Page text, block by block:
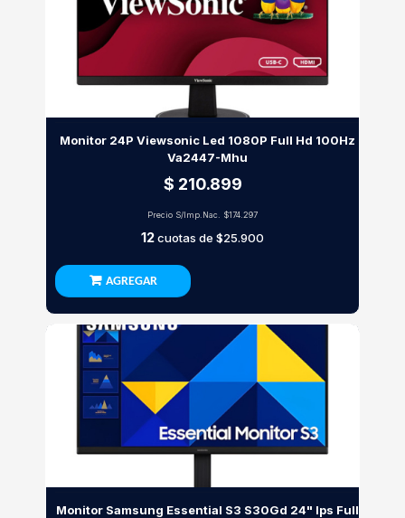
Monitor 24P Viewsonic Led 1080P Full Hd 100Hz
Va2447-Mhu
$ 210.899
Precio S/Imp.Nac. $174.297
12cuotas de $25.900
AGREGAR
Monitor Samsung Essential S3 S30Gd 24" Ips Full